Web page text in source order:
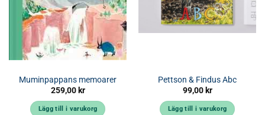
Muminpappans memoarer
259,00 kr
Lägg till i varukorg
Pettson & Findus Abc
99,00 kr
Lägg till i varukorg